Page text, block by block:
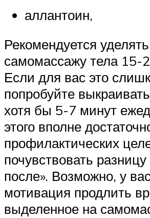
аллантоин,
Рекомендуется уделять
самомассажу тела 15-
Если для вас это
попробуйте
хотя бы 5-7 минут
этого вполне
профилактических
почувствовать разницу
после». Возможно, у
мотивация продлить
выделенное на